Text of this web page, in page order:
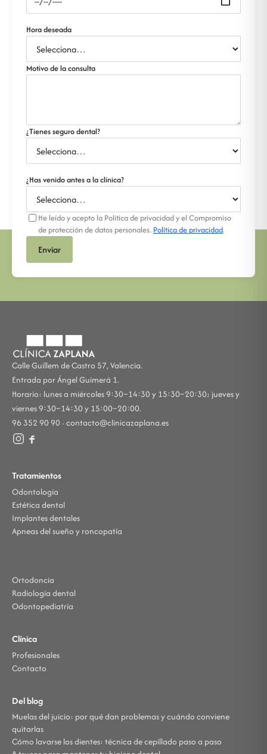
Hora deseada
Motivo de la consulta
¿Tienes seguro dental?
¿Has venido antes a la clínica?
He leído y acepto la Política de privacidad y el Compromiso
de protección de datos personales. Política de privacidad.
Enviar
Calle Guillem de Castro 57, Valencia.
Entrada por Ángel Guimerá 1.
Horario: lunes a miércoles 9:30–14:30 y 15:30–20:30; jueves y
viernes 9:30–14:30 y 15:00–20:00.
96 352 90 90 · contacto@clinicazaplana.es
Tratamientos
Odontología
Estética dental
Implantes dentales
Apneas del sueño y roncopatía
Ortodoncia
Radiología dental
Odontopediatría
Clínica
Profesionales
Contacto
Del blog
Muelas del juicio: por qué dan problemas y cuándo conviene
quitarlas
Cómo lavarse los dientes: técnica de cepillado paso a paso